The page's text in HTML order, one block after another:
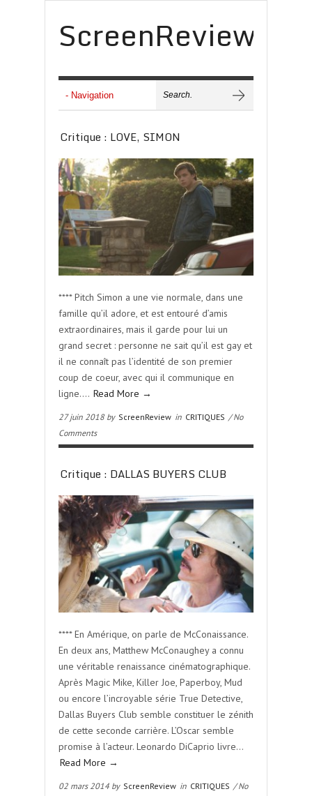
ScreenReview
Critique : LOVE, SIMON
**** Pitch Simon a une vie normale, dans une
famille qu’il adore, et est entouré d’amis
extraordinaires, mais il garde pour lui un
grand secret : personne ne sait qu’il est gay et
il ne connaît pas l’identité de son premier
coup de coeur, avec qui il communique en
ligne…. Read More →
27 juin 2018 by ScreenReview in CRITIQUES / No
Comments
Critique : DALLAS BUYERS CLUB
**** En Amérique, on parle de McConaissance.
En deux ans, Matthew McConaughey a connu
une véritable renaissance cinématographique.
Après Magic Mike, Killer Joe, Paperboy, Mud
ou encore l’incroyable série True Detective,
Dallas Buyers Club semble constituer le zénith
de cette seconde carrière. L’Oscar semble
promise à l’acteur. Leonardo DiCaprio livre…
Read More →
02 mars 2014 by ScreenReview in CRITIQUES / No